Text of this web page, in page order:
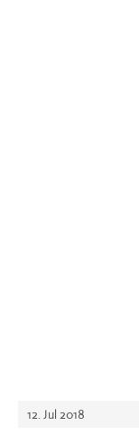
12. Jul 2018